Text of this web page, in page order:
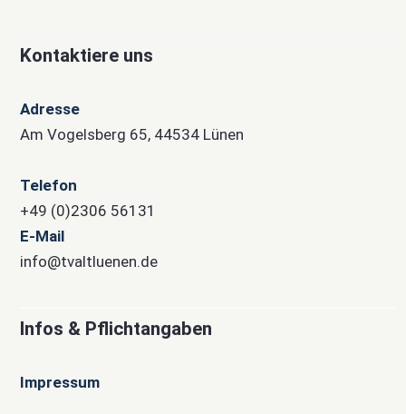
Kontaktiere uns
Adresse
Am Vogelsberg 65, 44534 Lünen
Telefon
+49 (0)2306 56131
E-Mail
info@tvaltluenen.de
Infos & Pflichtangaben
Impressum